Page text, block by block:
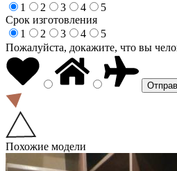
1
2 3 4
5
Срок изготовления
1
2 3 4
5
Пожалуйста, докажите, что вы
Похожие модели